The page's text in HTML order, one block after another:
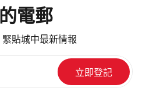
電郵
貼城中最新情報